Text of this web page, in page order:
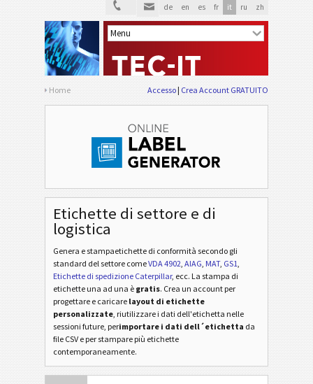
de en es fr it ru zh
Home Accesso Crea Account GRATUITO
Etichette di settore e di
logistica
Genera e stampaetichette di conformità secondo gli
standard del settore comeVDA 4902, AIAG, MAT, GS1,
Etichette di spedizione Caterpillar, ecc. La stampa di
etichette una ad una è gratis. Crea un account per
progettare e caricare layout di etichette
personalizzate, riutilizzare i dati dell'etichetta nelle
sessioni future, perimportare i dati dell´etichetta da
file CSV e per stampare più etichette
contemporaneamente.